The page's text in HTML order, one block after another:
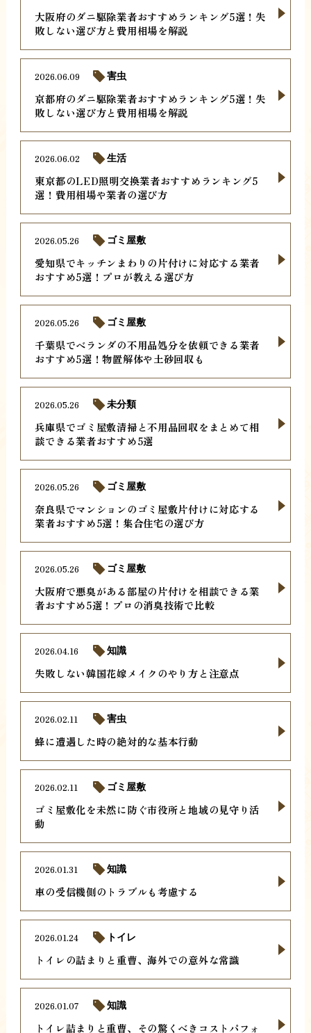
大阪府のダニ駆除業者おすすめランキング5選！失
敗しない選び方と費用相場を解説
京都府のダニ駆除業者おすすめランキング5選！失
敗しない選び方と費用相場を解説
2026.06.09 害虫
東京都のLED照明交換業者おすすめランキング5
選！費用相場や業者の選び方
2026.06.02 生活
愛知県でキッチンまわりの片付けに対応する業者
おすすめ5選！プロが教える選び方
2026.05.26 ゴミ屋敷
千葉県でベランダの不用品処分を依頼できる業者
おすすめ5選！物置解体や土砂回収も
2026.05.26 ゴミ屋敷
兵庫県でゴミ屋敷清掃と不用品回収をまとめて相
談できる業者おすすめ5選
2026.05.26 未分類
奈良県でマンションのゴミ屋敷片付けに対応する
業者おすすめ5選！集合住宅の選び方
2026.05.26 ゴミ屋敷
大阪府で悪臭がある部屋の片付けを相談できる業
者おすすめ5選！プロの消臭技術で比較
2026.05.26 ゴミ屋敷
失敗しない韓国花嫁メイクのやり方と注意点
2026.04.16 知識
蜂に遭遇した時の絶対的な基本行動
2026.02.11 害虫
ゴミ屋敷化を未然に防ぐ市役所と地域の見守り活
動
2026.02.11 ゴミ屋敷
車の受信機側のトラブルも考慮する
2026.01.31 知識
トイレの詰まりと重曹、海外での意外な常識
2026.01.24 トイレ
トイレ詰まりと重曹、その驚くべきコストパフォ
2026.01.07 知識